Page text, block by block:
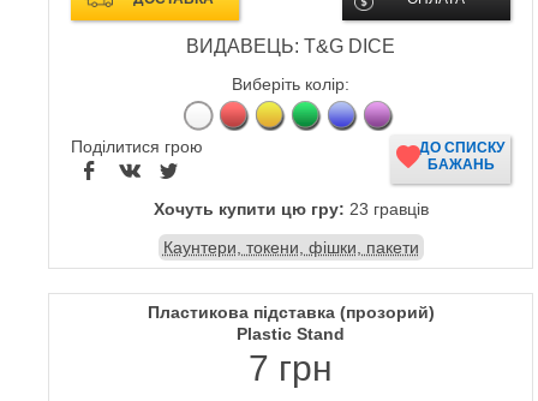
ВИДАВЕЦЬ: T&G DICE
Виберіть колір:
Поділитися грою
ДО СПИСКУ
БАЖАНЬ
Хочуть купити цю гру: 23 гравців
Каунтери, токени, фішки, пакети
Пластикова підставка (прозорий)
Plastic Stand
7 грн